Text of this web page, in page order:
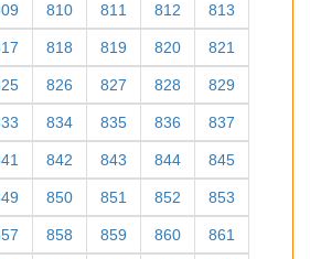
810 811 812 813
818 819 820 821
826 827 828 829
834 835 836 837
842 843 844 845
850 851 852 853
858 859 860 861